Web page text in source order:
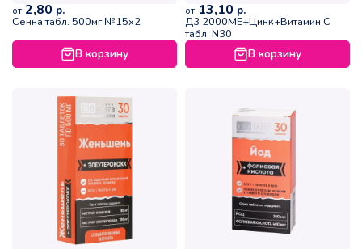
от 2,80 р.
Сенна табл. 500мг №15х2
В корзину
от 13,10 р.
Д3 2000МЕ+Цинк+Витамин С
табл. N30
В корзину